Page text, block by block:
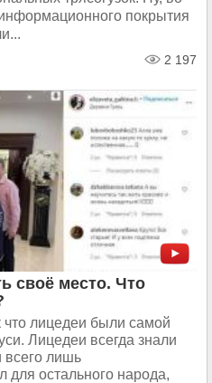
покрытия
2 197
своё место. Что
что лицедеи были самой
Лицедеи всегда знали
всего лишь
остального народа,